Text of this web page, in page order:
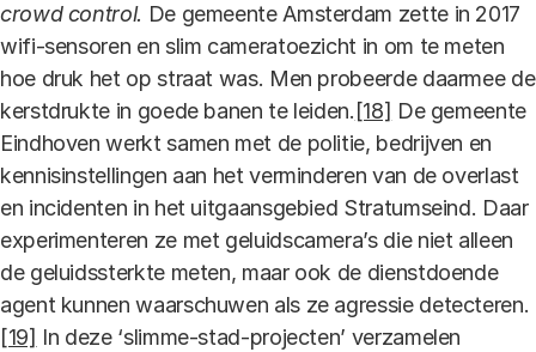
crowd control. De gemeente Amsterdam zette in 2017
wifi-sensoren en slim cameratoezicht in om te meten
hoe druk het op straat was. Men probeerde daarmee de
kerstdrukte in goede banen te leiden. [18] De gemeente
Eindhoven werkt samen met de politie, bedrijven en
kennisinstellingen aan het verminderen van de overlast
en incidenten in het uitgaansgebied Stratumseind. Daar
experimenteren ze met geluidscamera’s die niet alleen
de geluidssterkte meten, maar ook de dienstdoende
agent kunnen waarschuwen als ze agressie detecteren.
[19] In deze ‘slimme-stad-projecten’ verzamelen